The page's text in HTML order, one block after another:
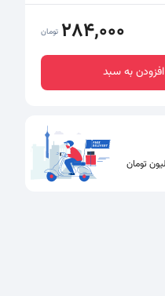
284,000 تومان
افزودن به سبد
تومان